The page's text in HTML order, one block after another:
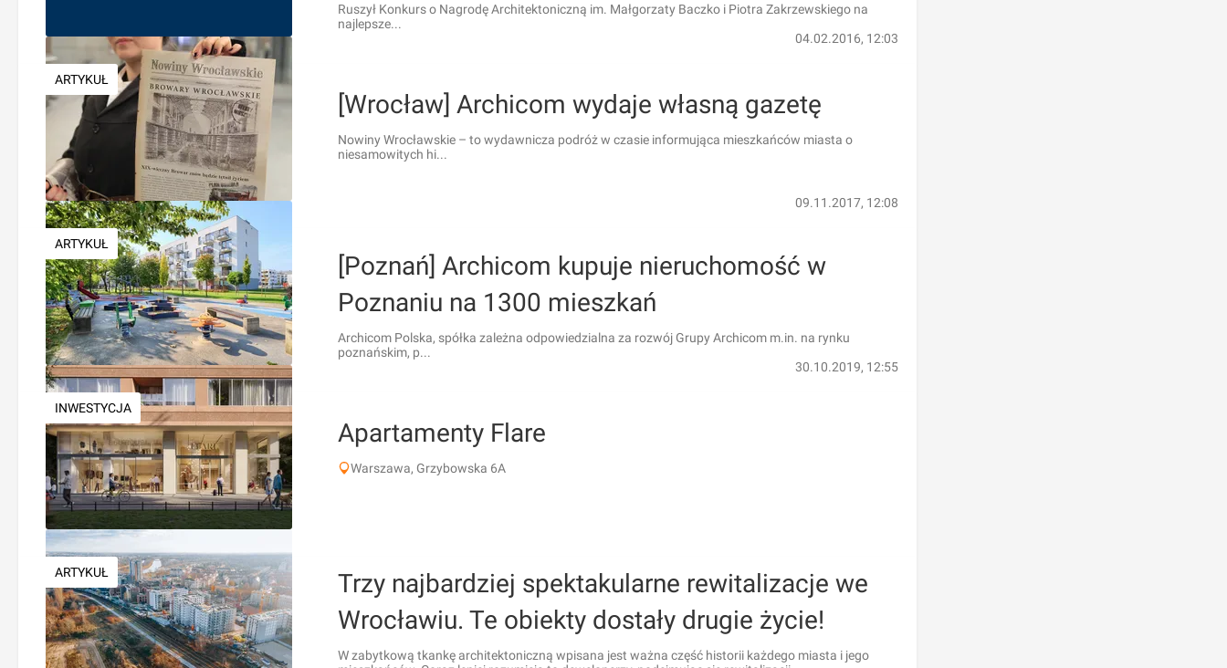
Ruszył Konkurs o Nagrodę Architektoniczną im. Małgorzaty Baczko i Piotra Zakrzewskiego na
najlepsze...
04.02.2016, 12:03
ARTYKUŁ
[Wrocław] Archicom wydaje własną gazetę
Nowiny Wrocławskie – to wydawnicza podróż w czasie informująca mieszkańców miasta o
niesamowitych hi...
09.11.2017, 12:08
ARTYKUŁ
[Poznań] Archicom kupuje nieruchomość w
Poznaniu na 1300 mieszkań
Archicom Polska, spółka zależna odpowiedzialna za rozwój Grupy Archicom m.in. na rynku
poznańskim, p...
30.10.2019, 12:55
INWESTYCJA
Apartamenty Flare
Warszawa, Grzybowska 6A
ARTYKUŁ
Trzy najbardziej spektakularne rewitalizacje we
Wrocławiu. Te obiekty dostały drugie życie!
W zabytkową tkankę architektoniczną wpisana jest ważna część historii każdego miasta i jego